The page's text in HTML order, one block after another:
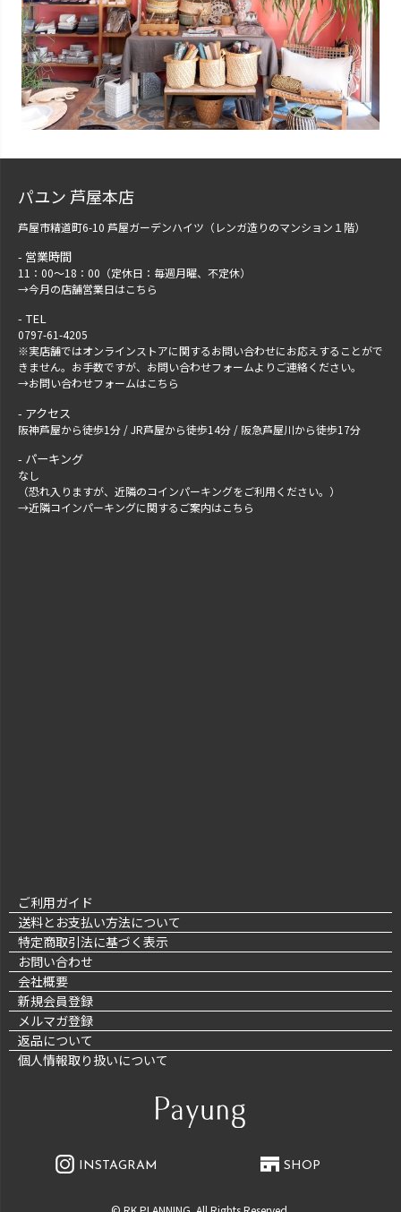
パユン 芦屋本店
芦屋市精道町6-10 芦屋ガーデンハイツ（レンガ造りのマンション１階）
営業時間
11：00～18：00（定休日：毎週月曜、不定休）
→今月の店舗営業日はこちら
TEL
0797-61-4205
※実店舗ではオンラインストアに関するお問い合わせにお応えすることがで
きません。お手数ですが、 お問い合わせフォームよりご連絡ください。
→お問い合わせフォームはこちら
アクセス
阪神芦屋から徒歩1分 / JR芦屋から徒歩14分 / 阪急芦屋川から徒歩17分
パーキング
なし
（恐れ入りますが、近隣のコインパーキングをご利用ください。）
→近隣コインパーキングに関するご案内はこちら
ご利用ガイド
送料とお支払い方法について
特定商取引法に基づく表示
お問い合わせ
会社概要
新規会員登録
メルマガ登録
返品について
個人情報取り扱いについて
INSTAGRAM SHOP